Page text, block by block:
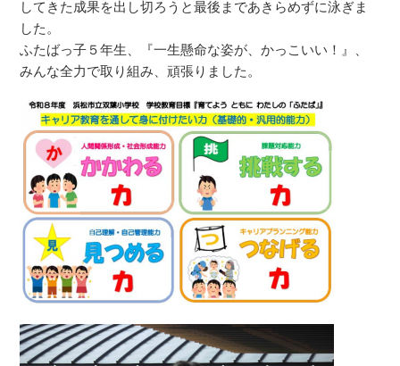
してきた成果を出し切ろうと最後まであきらめずに泳ぎま
した。
ふたばっ子５年生、『一生懸命な姿が、かっこいい！』、
みんな全力で取り組み、頑張りました。